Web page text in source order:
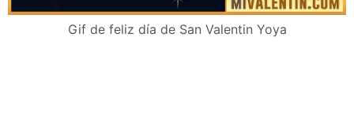
Gif de feliz día de San Valentin Yoya